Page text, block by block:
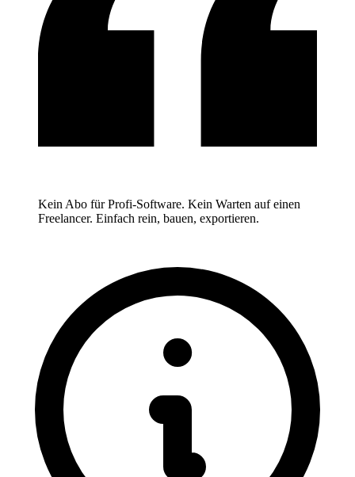
Kein Abo für Profi-Software. Kein Warten auf einen
Freelancer. Einfach rein, bauen, exportieren.